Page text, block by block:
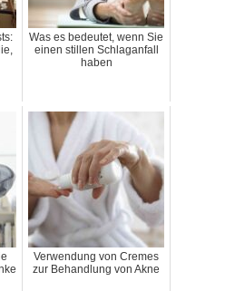
Was es bedeutet, wenn Sie
einen stillen Schlaganfall
haben
Verwendung von Cremes
zur Behandlung von Akne